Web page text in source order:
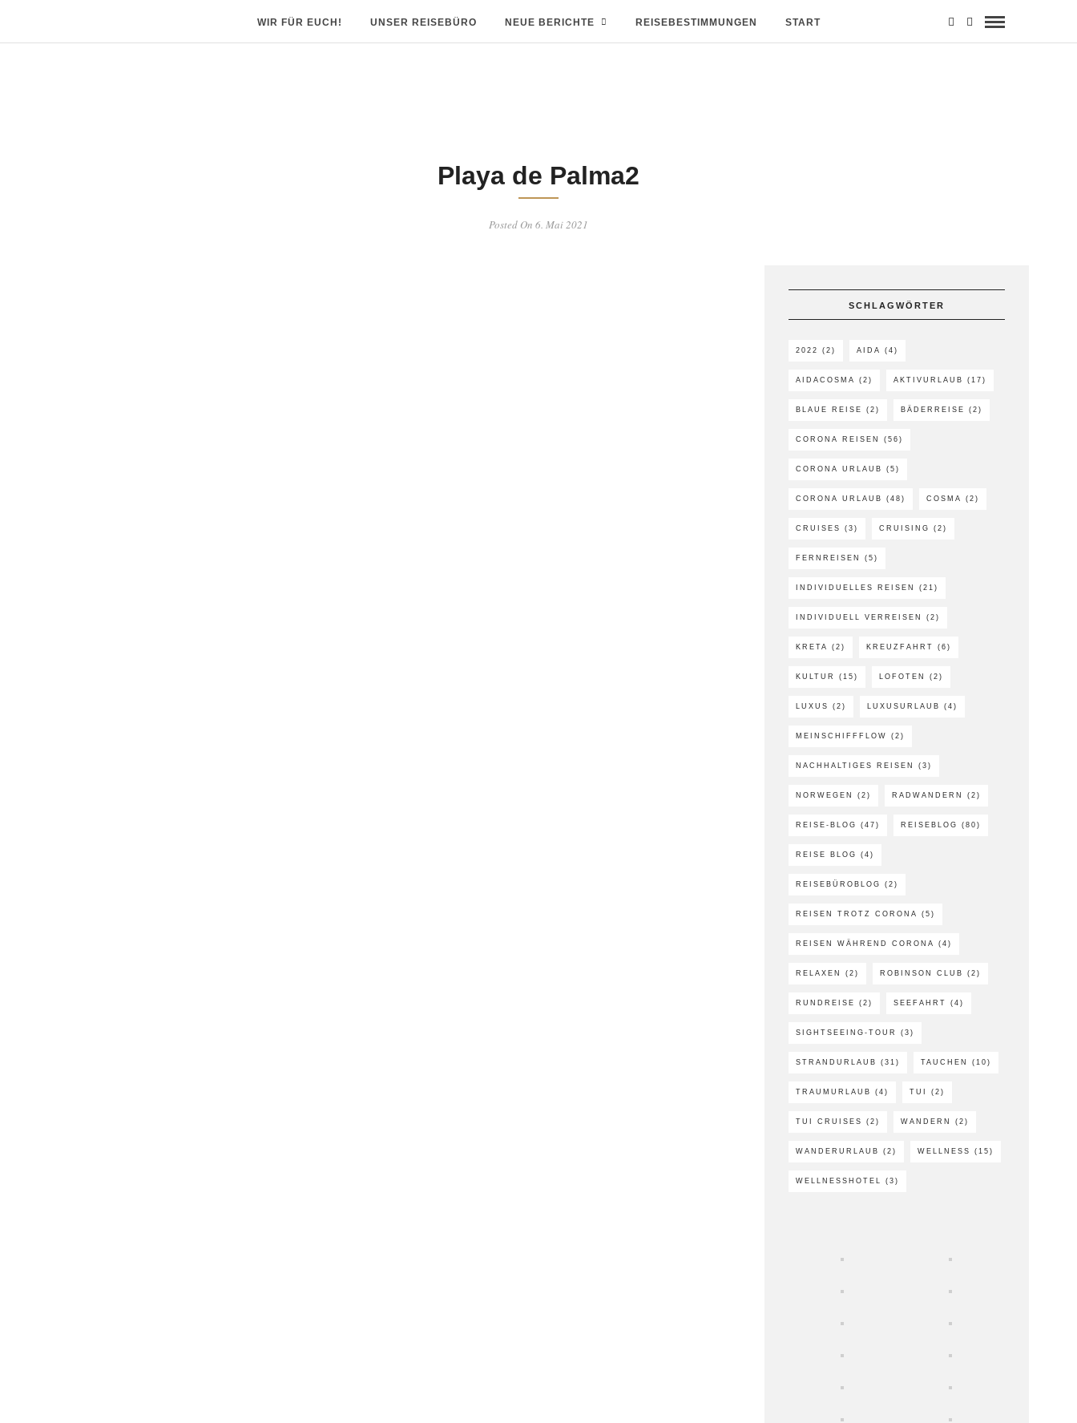
WIR FÜR EUCH! UNSER REISEBÜRO NEUE BERICHTE REISEBESTIMMUNGEN START
Playa de Palma2
Posted On 6. Mai 2021
SCHLAGWÖRTER
2022 (2) AIDA (4)
AIDACOSMA (2) AKTIVURLAUB (17)
BLAUE REISE (2) BÄDERREISE (2)
CORONA REISEN (56)
CORONA URLAUB (5)
CORONA URLAUB (48) COSMA (2)
CRUISES (3) CRUISING (2)
FERNREISEN (5)
INDIVIDUELLES REISEN (21)
INDIVIDUELL VERREISEN (2)
KRETA (2) KREUZFAHRT (6)
KULTUR (15) LOFOTEN (2)
LUXUS (2) LUXUSURLAUB (4)
MEINSCHIFFFLOW (2)
NACHHALTIGES REISEN (3)
NORWEGEN (2) RADWANDERN (2)
REISE-BLOG (47) REISEBLOG (80)
REISE BLOG (4)
REISEBÜROBLOG (2)
REISEN TROTZ CORONA (5)
REISEN WÄHREND CORONA (4)
RELAXEN (2) ROBINSON CLUB (2)
RUNDREISE (2) SEEFAHRT (4)
SIGHTSEEING-TOUR (3)
STRANDURLAUB (31) TAUCHEN (10)
TRAUMURLAUB (4) TUI (2)
TUI CRUISES (2) WANDERN (2)
WANDERURLAUB (2) WELLNESS (15)
WELLNESSHOTEL (3)